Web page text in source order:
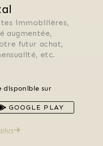
immobilières,
augmentée,
futur achat,
etc.
disponible sur
GOOGLE PLAY